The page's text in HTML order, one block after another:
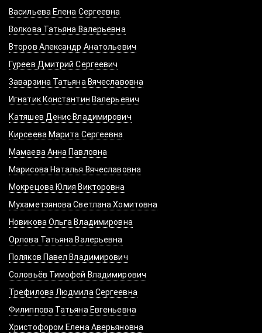
Васильева Елена Сергеевна
Волкова Татьяна Валерьевна
Второв Александр Анатольевич
Гуреев Дмитрий Сергеевич
Заварзина Татьяна Вячеславовна
Игнатик Константин Валерьевич
Катяшев Денис Владимирович
Кирсеева Марита Сергеевна
Мамаева Анна Павловна
Марисова Наталья Вячеславовна
Мокрецова Юлия Викторовна
Мухаметзянова Светлана Хомитовна
Новикова Ольга Владимировна
Орлова Татьяна Валерьевна
Поляков Павел Владимирович
Соловьёв Тимофей Владимирович
Трефилова Людмила Сергеевна
Филиппова Татьяна Евгеньевна
Христофором Елена Аверьяновна